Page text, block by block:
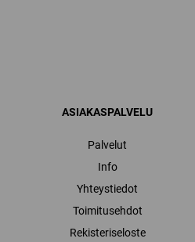
ASIAKASPALVELU
Palvelut
Info
Yhteystiedot
Toimitusehdot
Rekisteriseloste